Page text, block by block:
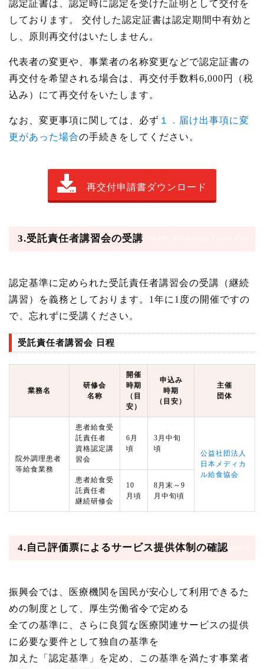
認定証書は、認定時に認定を受けた証明として交付を
しております。 交付した認定証書は認定期間中有効と
し、原則再交付はいたしません。
代表者の変更や、事業者の名称変更などで認定証書の
再交付を希望される場合は、再交付手数料6,000円（税
込み）にて再交付をいたします。
なお、変更事項に関しては、必ず １．届け出事項に変
更があった場合の手続きをしてください。
再交付申請書ダウンロード
3.受託責任者講習会の受講
認定基準に定められた受託責任者講習会の受講（継続
講習）を義務としております。1年に1度の開催ですの
で、忘れずに受講ください。
受託責任者講習会 日程
業務名
研修会
名称
開催
時期
（目
安）
申込み
時期
（目安）
主催
団体
院外調理患者
等給食業務
患者給食受
託責任者
資格認定講
習会
6月
頃
3月中旬
頃
公益社団法人
日本メディカ
ル給食協会
患者給食受
託責任者
継続研修会
10
月頃
8月末～9
月中旬頃
4.自己評価票によるサービス提供体制の確認
振興会では、医療機関を国民が安心して利用できるた
めの制度として、厚生労働省令で定める
全ての基準に、さらに良質な医療関連サービスの提供
に必要な要件として独自の基準を
加えた「認定基準」を定め、この基準を満たす事業者